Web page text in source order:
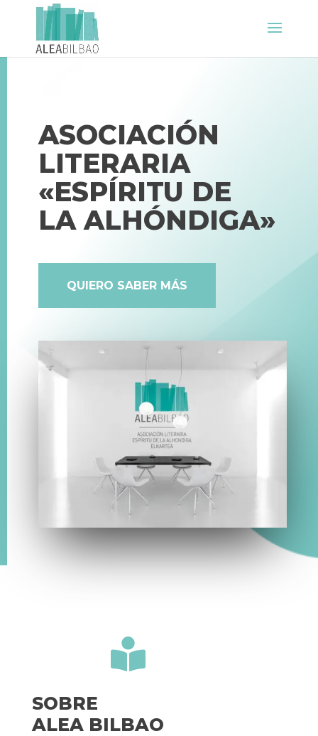
ASOCIACIÓN
LITERARIA
«ESPÍRITU DE
LA ALHÓNDIGA»
QUIERO SABER MÁS

SOBRE
ALEA BILBAO